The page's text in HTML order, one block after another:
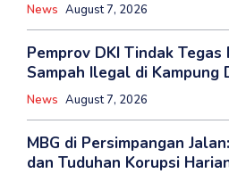
News August 7, 2026
‎Pemprov DKI Tindak
Sampah Ilegal di Kampung
News August 7, 2026
MBG di Persimpangan
dan Tuduhan Korupsi